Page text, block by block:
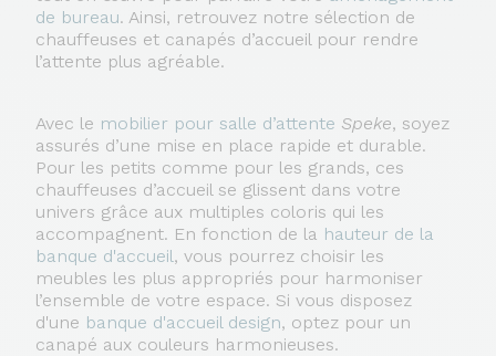
de bureau. Ainsi, retrouvez notre sélection de
chauffeuses et canapés d’accueil pour rendre
l’attente plus agréable.
Avec le mobilier pour salle d’attente Speke, soyez
assurés d’une mise en place rapide et durable.
Pour les petits comme pour les grands, ces
chauffeuses d’accueil se glissent dans votre
univers grâce aux multiples coloris qui les
accompagnent. En fonction de la hauteur de la
banque d'accueil, vous pourrez choisir les
meubles les plus appropriés pour harmoniser
l’ensemble de votre espace. Si vous disposez
d'une banque d'accueil design, optez pour un
canapé aux couleurs harmonieuses.